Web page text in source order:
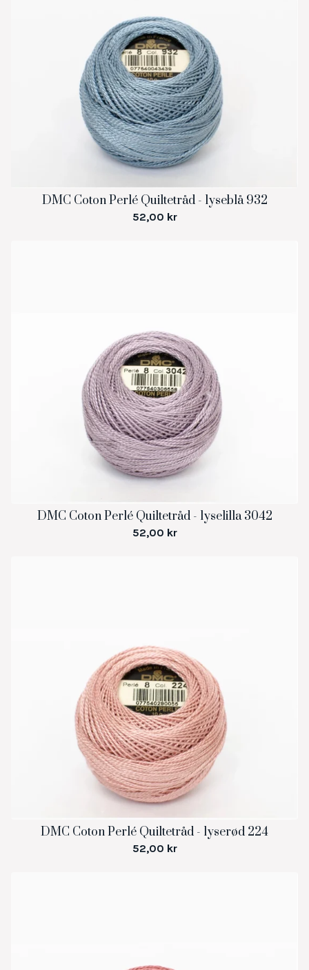
DMC Coton Perlé Quiltetråd - lyseblå 932
52,00 kr
DMC Coton Perlé Quiltetråd - lyselilla 3042
52,00 kr
DMC Coton Perlé Quiltetråd - lyserød 224
52,00 kr